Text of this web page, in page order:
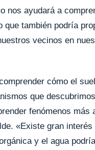
nos ayudará a
que también podría
vecinos en
cómo el
que
fenómenos más
«Existe gran interés
y el agua podría